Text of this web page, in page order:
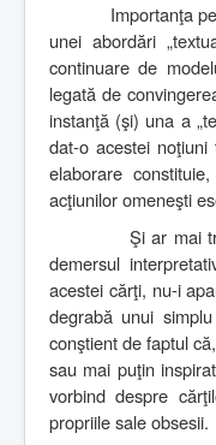
Importanţa
unei abordări
continuare de
legată de
instanţă (şi) una a
dat-o acestei
elaborare
acţiunilor omeneşti
Şi ar mai
demersul
acestei cărţi, nu-i
degrabă unui
conştient de faptul
sau mai puţin
vorbind despre
propriile sale obsesii.